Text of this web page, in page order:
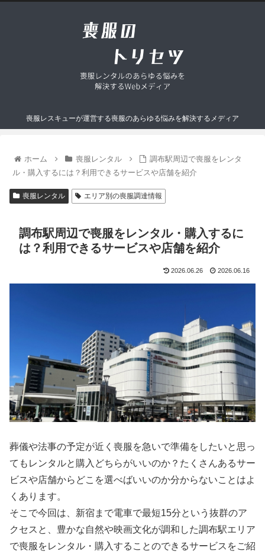
喪服レスキューが運営する喪服のあらゆる悩みを解決するメディア
ホーム 喪服レンタル
調布駅周辺で喪服をレンタ
ル・購入するには？利用できるサービスや店舗を紹介
喪服レンタル エリア別の喪服調達情報
調布駅周辺で喪服をレンタル・購入するに
は？利用できるサービスや店舗を紹介
2026.06.26 2026.06.16
葬儀や法事の予定が近く喪服を急いで準備をしたいと思っ
てもレンタルと購入どちらがいいのか？たくさんあるサー
ビスや店舗からどこを選べばいいのか分からないことはよ
くあります。
そこで今回は、新宿まで電車で最短15分という抜群のア
クセスと、豊かな自然や映画文化が調和した調布駅エリア
で喪服をレンタル・購入することのできるサービスをご紹